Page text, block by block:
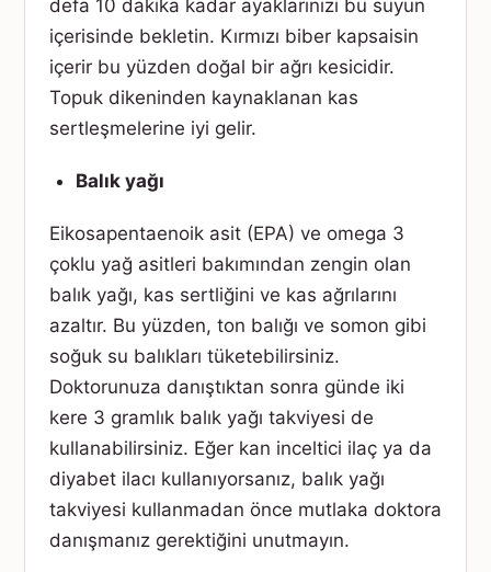
defa 10 dakika kadar ayaklarınızı bu suyun
içerisinde bekletin. Kırmızı biber kapsaisin
içerir bu yüzden doğal bir ağrı kesicidir.
Topuk dikeninden kaynaklanan kas
sertleşmelerine iyi gelir.
Balık yağı
Eikosapentaenoik asit (EPA) ve omega 3
çoklu yağ asitleri bakımından zengin olan
balık yağı, kas sertliğini ve kas ağrılarını
azaltır. Bu yüzden, ton balığı ve somon gibi
soğuk su balıkları tüketebilirsiniz.
Doktorunuza danıştıktan sonra günde iki
kere 3 gramlık balık yağı takviyesi de
kullanabilirsiniz. Eğer kan inceltici ilaç ya da
diyabet ilacı kullanıyorsanız, balık yağı
takviyesi kullanmadan önce mutlaka doktora
danışmanız gerektiğini unutmayın.